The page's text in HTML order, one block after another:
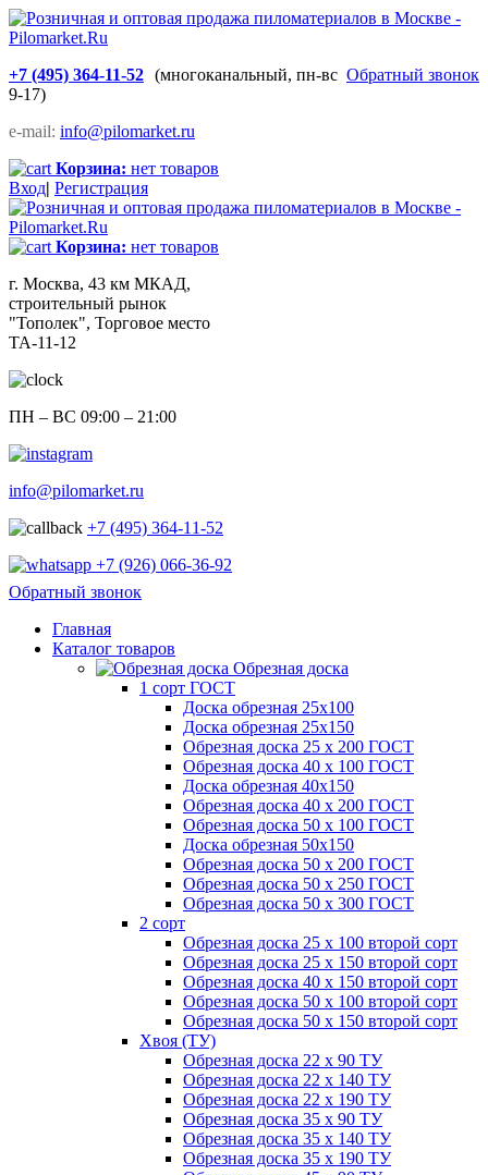
+7 (495) 364-11-52 Обратный звонок
(многоканальный, пн-вс
9-17)
e-mail: info@pilomarket.ru
Корзина: нет товаров
Вход| Регистрация
Корзина: нет товаров
г. Москва, 43 км МКАД,
строительный рынок
"Тополек", Торговое место
ТА-11-12
ПН – ВС 09:00 – 21:00
info@pilomarket.ru
+7 (495) 364-11-52
+7 (926) 066-36-92
Обратный звонок
Главная
Каталог товаров
Обрезная доска
1 сорт ГОСТ
Доска обрезная 25х100
Доска обрезная 25х150
Обрезная доска 25 х 200 ГОСТ
Обрезная доска 40 х 100 ГОСТ
Доска обрезная 40х150
Обрезная доска 40 х 200 ГОСТ
Обрезная доска 50 х 100 ГОСТ
Доска обрезная 50х150
Обрезная доска 50 х 200 ГОСТ
Обрезная доска 50 х 250 ГОСТ
Обрезная доска 50 х 300 ГОСТ
2 сорт
Обрезная доска 25 х 100 второй сорт
Обрезная доска 25 х 150 второй сорт
Обрезная доска 40 х 150 второй сорт
Обрезная доска 50 х 100 второй сорт
Обрезная доска 50 х 150 второй сорт
Хвоя (ТУ)
Обрезная доска 22 х 90 ТУ
Обрезная доска 22 х 140 ТУ
Обрезная доска 22 х 190 ТУ
Обрезная доска 35 х 90 ТУ
Обрезная доска 35 х 140 ТУ
Обрезная доска 35 х 190 ТУ